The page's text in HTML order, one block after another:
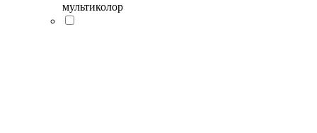
мультиколор